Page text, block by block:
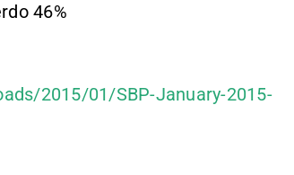
46%
2015/01/SBP-January-2015-